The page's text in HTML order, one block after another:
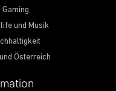
Gaming
und Musik
Österreich